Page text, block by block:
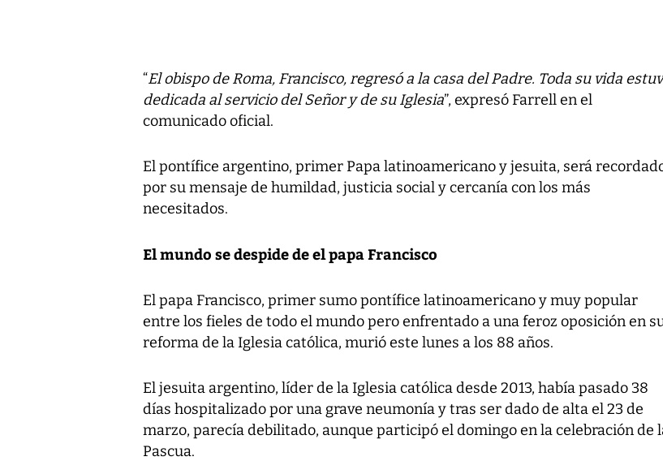
“El obispo de Roma, Francisco, regresó a la casa del Padre. Toda su vida
dedicada al servicio del Señor y de su Iglesia”, expresó Farrell en el
comunicado oficial.
El pontífice argentino, primer Papa latinoamericano y jesuita, será
por su mensaje de humildad, justicia social y cercanía con los más
necesitados.
El mundo se despide de el papa Francisco
El papa Francisco, primer sumo pontífice latinoamericano y muy popular
entre los fieles de todo el mundo pero enfrentado a una feroz oposición en
reforma de la Iglesia católica, murió este lunes a los 88 años.
El jesuita argentino, líder de la Iglesia católica desde 2013, había pasado 38
días hospitalizado por una grave neumonía y tras ser dado de alta el 23 de
marzo, parecía debilitado, aunque participó el domingo en la celebración de
Pascua.